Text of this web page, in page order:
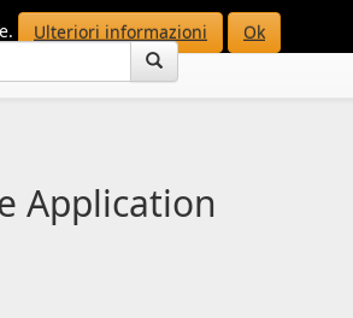
Ulteriori informazioni Ok
Application